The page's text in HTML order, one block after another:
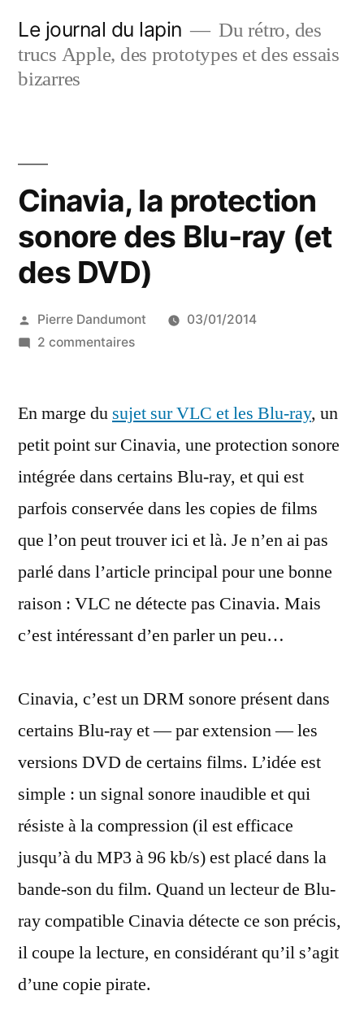
contenu
Le journal du lapin
Du rétro, des
trucs Apple, des prototypes et des essais
bizarres
Cinavia, la protection
sonore des Blu-ray (et
des DVD)
Publié
par
Pierre Dandumont
03/01/2014
2 commentairessur
protection
des
Blu-
ray
des
DVD)
En marge du sujet sur VLC et les Blu-ray, un
petit point sur Cinavia, une protection sonore
intégrée dans certains Blu-ray, et qui est
parfois conservée dans les copies de films
que l’on peut trouver ici et là. Je n’en ai pas
parlé dans l’article principal pour une bonne
raison : VLC ne détecte pas Cinavia. Mais
c’est intéressant d’en parler un peu…
Cinavia, c’est un DRM sonore présent dans
certains Blu-ray et — par extension — les
versions DVD de certains films. L’idée est
simple : un signal sonore inaudible et qui
résiste à la compression (il est efficace
jusqu’à du MP3 à 96 kb/s) est placé dans la
bande-son du film. Quand un lecteur de Blu-
ray compatible Cinavia détecte ce son précis,
il coupe la lecture, en considérant qu’il s’agit
d’une copie pirate.